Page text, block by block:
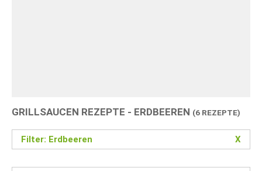
GRILLSAUCEN REZEPTE - ERDBEEREN (6 REZEPTE)
Filter: Erdbeeren X